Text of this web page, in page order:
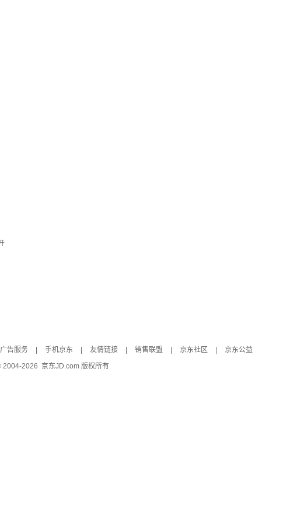
广告服务 手机京东 友情链接 销售联盟 京东社区
京东公益
2004-2026 京东JD.com 版权所有